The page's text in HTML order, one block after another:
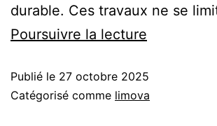
durable. Ces travaux ne se
Poursuivre la lecture
Publié le 27 octobre 2025
Catégorisé comme limova